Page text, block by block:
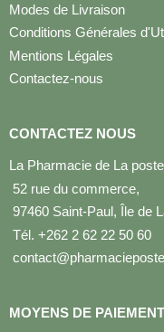
Modes de Livraison
Conditions Générales
Mentions Légales
Contactez-nous
CONTACTEZ NOUS
La Pharmacie de La poste
52 rue du commerce,
97460 Saint-Paul, Île de
Tél. +262 2 62 22 50 60
MOYENS DE